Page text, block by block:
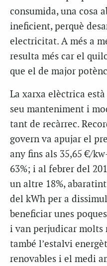
consumida, una cosa
ineficient, perquè
electricitat. A més a
resulta més car el
que el de major
La xarxa elèctrica
seu manteniment i
tant de recàrrec.
govern va apujar el
any fins als 35,65 €/
63%; i al febrer del
un altre 18%,
del kWh per a
beneficiar unes
i van perjudicar molts
també l’estalvi
renovables i el medi